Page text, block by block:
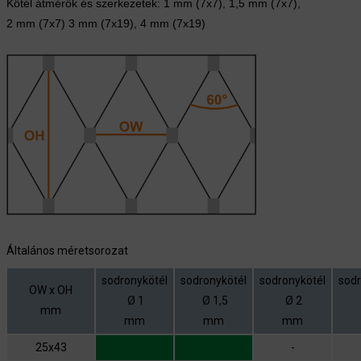
Kötél átmérők és szerkezetek: 1 mm (7x7), 1,5 mm (7x7),
2 mm (7x7) 3 mm (7x19), 4 mm (7x19)
Általános méretsorozat
OW x OH
mm
sodronykötél
Ø 1
mm
sodronykötél
Ø 1,5
mm
sodronykötél
Ø 2
mm
25x43 -